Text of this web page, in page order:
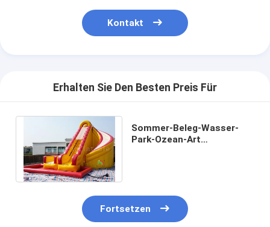
Kontakt
Erhalten Sie Den Besten Preis Für
Sommer-Beleg-Wasser-
Park-Ozean-Art
Fortsetzen